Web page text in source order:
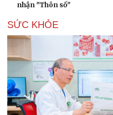
nhận "Thôn số"
SỨC KHỎE